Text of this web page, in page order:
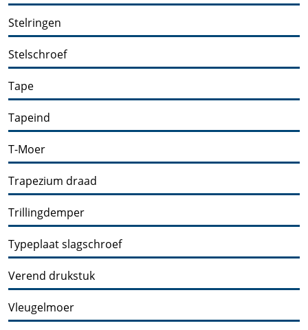
Stelringen
Stelschroef
Tape
Tapeind
T-Moer
Trapezium draad
Trillingdemper
Typeplaat slagschroef
Verend drukstuk
Vleugelmoer